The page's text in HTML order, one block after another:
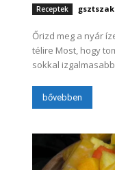
Receptek
Őrizd meg a nyár
télire Most, hogy tombol a nyár, a vasárnapi menü is
sokkal
bővebben